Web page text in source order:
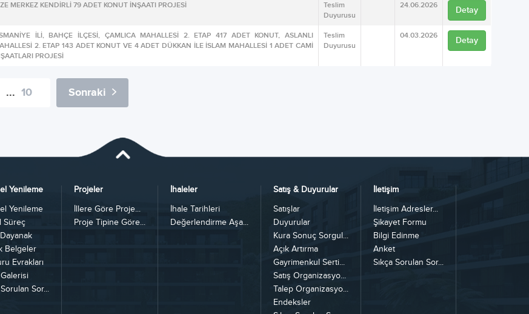
MERKEZ KENDİRLİ 79 ADET KONUT İNŞAATI PROJESİ
Teslim
Duyurusu
24.06.2026 Detay
İLİ, BAHÇE İLÇESİ, ÇAMLICA MAHALLESİ 2. ETAP 417 ADET KONUT, ASLANLI
2. ETAP 143 ADET KONUT VE 4 ADET DÜKKAN İLE İSLAM MAHALLESİ 1 ADET CAMİ
PROJESİ
Teslim
Duyurusu
04.03.2026 Detay
... 10 Sonraki
Yenileme
Yenileme
Süreç
Belgeler
Evrakları
Sorulan Sor...
Projeler
İllere Göre Proje...
Proje Tipine Göre...
İhaleler
İhale Tarihleri
Değerlendirme Aşa...
Satış & Duyurular
Satışlar
Duyurular
Kura Sonuç Sorgul...
Açık Artırma
Gayrimenkul Serti...
Satış Organizasyo...
Talep Organizasyo...
Endeksler
İletişim
İletişim Adresler...
Şikayet Formu
Bilgi Edinme
Anket
Sıkça Sorulan Sor...